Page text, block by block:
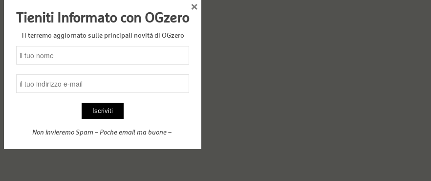
Tieniti Informato con OGzero
Ti terremo aggiornato sulle principali novità di OGzero
Non invieremo Spam – Poche email ma buone –
×